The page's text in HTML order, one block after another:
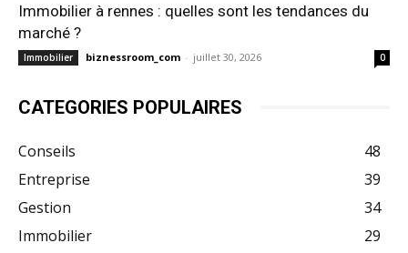
Immobilier à rennes : quelles sont les tendances du
marché ?
Immobilier biznessroom_com - juillet 30, 2026 0
CATEGORIES POPULAIRES
Conseils
48
Entreprise
39
Gestion
34
Immobilier
29